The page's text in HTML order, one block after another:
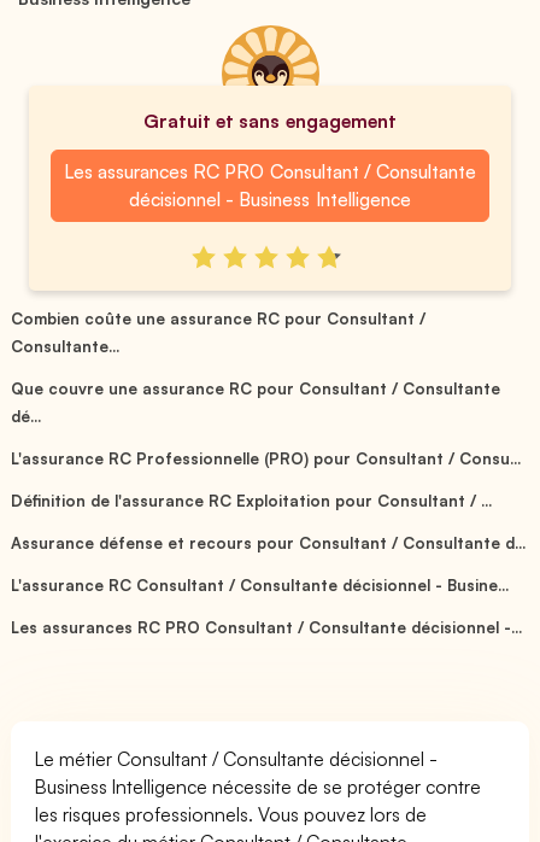
Gratuit et sans engagement
Les assurances RC PRO Consultant / Consultante
décisionnel - Business Intelligence
Combien coûte une assurance RC pour Consultant /
Consultante...
Que couvre une assurance RC pour Consultant / Consultante
dé...
L'assurance RC Professionnelle (PRO) pour Consultant / Consu...
Définition de l'assurance RC Exploitation pour Consultant / ...
Assurance défense et recours pour Consultant / Consultante d...
L'assurance RC Consultant / Consultante décisionnel - Busine...
Les assurances RC PRO Consultant / Consultante décisionnel -...
Le métier Consultant / Consultante décisionnel -
Business Intelligence nécessite de se protéger contre
les risques professionnels. Vous pouvez lors de